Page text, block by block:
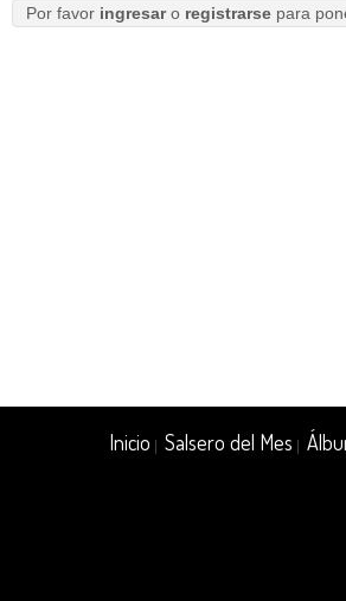
Por favor ingresaro registrarsepara
Inicio |Salsero del Mes |